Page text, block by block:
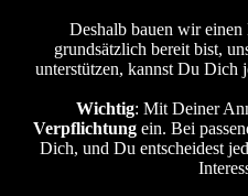
Deshalb bauen wir
grundsätzlich bereit bist,
unterstützen, kannst Du Dich
Wichtig: Mit Deiner
Verpflichtungein. Bei
Dich, und Du entscheidest